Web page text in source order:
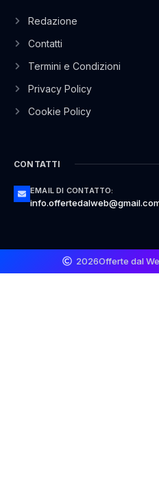
Redazione
Contatti
Termini e Condizioni
Privacy Policy
Cookie Policy
CONTATTI
EMAIL DI CONTATTO:
2026Offerte dal